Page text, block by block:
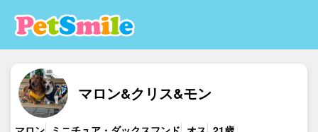
マロン&クリス&モン